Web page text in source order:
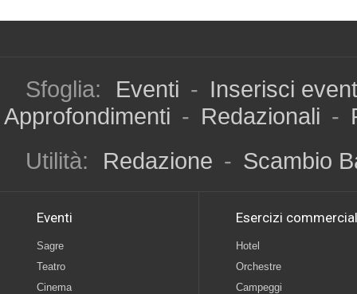
Sfoglia: Eventi - Inserisci
Approfondimenti - Redazionali -
Utilità:
Redazione - Scambio
Eventi
Sagre
Teatro
Cinema
Esercizi
Hotel
Orchestre
Campeggi